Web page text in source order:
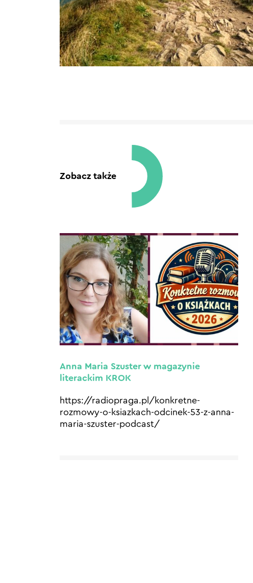
Zobacz także
Anna Maria Szuster w magazynie
literackim KROK
https://radiopraga.pl/konkretne-
rozmowy-o-ksiazkach-odcinek-53-z-anna-
maria-szuster-podcast/